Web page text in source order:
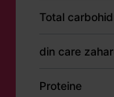
Total
din care
Proteine